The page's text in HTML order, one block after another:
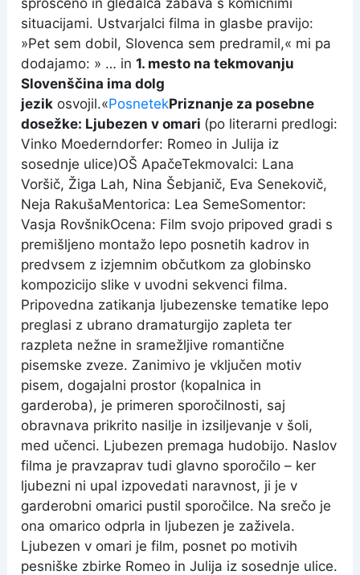
sproščeno in gledalca zabava s komičnimi
situacijami. Ustvarjalci filma in glasbe pravijo:
»Pet sem dobil, Slovenca sem predramil,« mi pa
dodajamo: » … in1. mesto na tekmovanju
Slovenščina ima dolg
jezik osvojil.«PosnetekPriznanje za posebne
dosežke: Ljubezen v omari (po literarni predlogi:
Vinko Moederndorfer: Romeo in Julija iz
sosednje ulice)OŠ ApačeTekmovalci: Lana
Voršič, Žiga Lah, Nina Šebjanič, Eva Senekovič,
Neja RakušaMentorica: Lea SemeSomentor:
Vasja RovšnikOcena: Film svojo pripoved gradi s
premišljeno montažo lepo posnetih kadrov in
predvsem z izjemnim občutkom za globinsko
kompozicijo slike v uvodni sekvenci filma.
Pripovedna zatikanja ljubezenske tematike lepo
preglasi z ubrano dramaturgijo zapleta ter
razpleta nežne in sramežljive romantične
pisemske zveze. Zanimivo je vključen motiv
pisem, dogajalni prostor (kopalnica in
garderoba), je primeren sporočilnosti, saj
obravnava prikrito nasilje in izsiljevanje v šoli,
med učenci. Ljubezen premaga hudobijo. Naslov
filma je pravzaprav tudi glavno sporočilo – ker
ljubezni ni upal izpovedati naravnost, ji je v
garderobni omarici pustil sporočilce. Na srečo je
ona omarico odprla in ljubezen je zaživela.
Ljubezen v omari je film, posnet po motivih
pesniške zbirke Romeo in Julija iz sosednje ulice.